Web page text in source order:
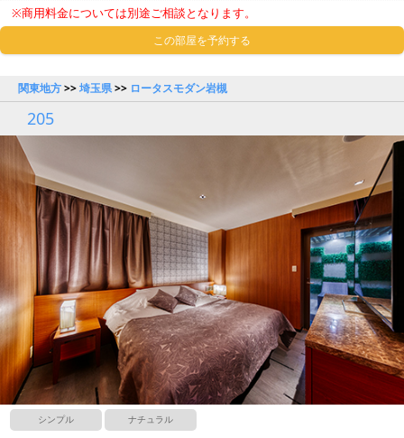
※商用料金については別途ご相談となります。
この部屋を予約する
関東地方>>埼玉県>> ロータスモダン岩槻
205
シンプル ナチュラル